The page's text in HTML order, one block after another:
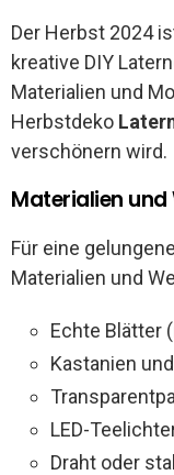
Der Herbst 2024
kreative DIY
Materialien und
Herbstdeko
verschönern wird.
Materialien und
Für eine gelungene
Materialien und
Echte Blätter
Kastanien
LED-
Draht oder